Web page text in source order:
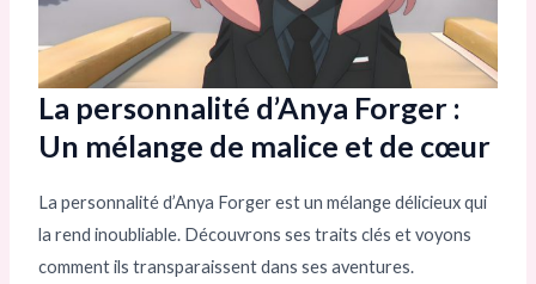
La personnalité d’Anya Forger :
Un mélange de malice et de cœur
La personnalité d’Anya Forger est un mélange délicieux qui
la rend inoubliable. Découvrons ses traits clés et voyons
comment ils transparaissent dans ses aventures.